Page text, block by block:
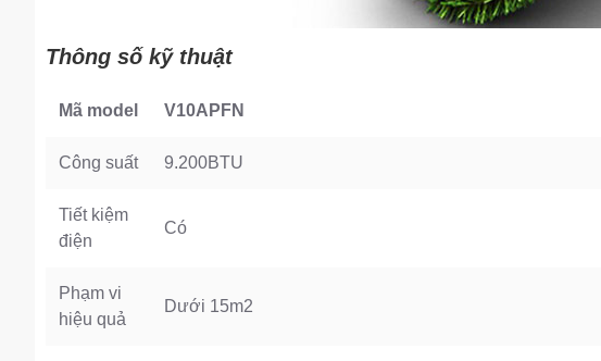
Thông số kỹ thuật
Mã model V10APFN
Công suất 9.200BTU
Tiết kiệm
điện
Có
Phạm vi
hiệu quả
Dưới 15m2